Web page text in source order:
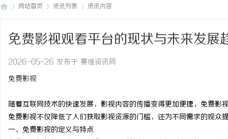
网站首页 资讯列表 资讯内容
免费影视观看平台的现状与未来发展
2026-05-26 发布于 赛维资讯网
免费影视
随着互联网技术的快速发展，影视内容的传播变得更加便捷，免费
免费影视不仅降低了人们获取影视资源的门槛，还为不同需求的观众
一、免费影视的定义与特点